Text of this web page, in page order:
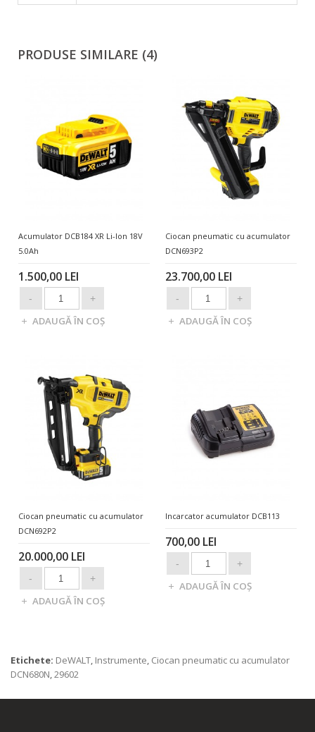
PRODUSE SIMILARE (4)
Acumulator DCB184 XR Li-Ion 18V
5.0Ah
1.500,00 LEI
Ciocan pneumatic cu acumulator
DCN693P2
23.700,00 LEI
Ciocan pneumatic cu acumulator
DCN692P2
20.000,00 LEI
Incarcator acumulator DCB113
700,00 LEI
Etichete: DeWALT, Instrumente, Ciocan pneumatic cu acumulator
DCN680N,29602